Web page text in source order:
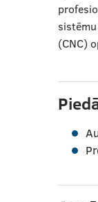
(CNC)